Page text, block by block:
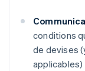
conditions
de devises